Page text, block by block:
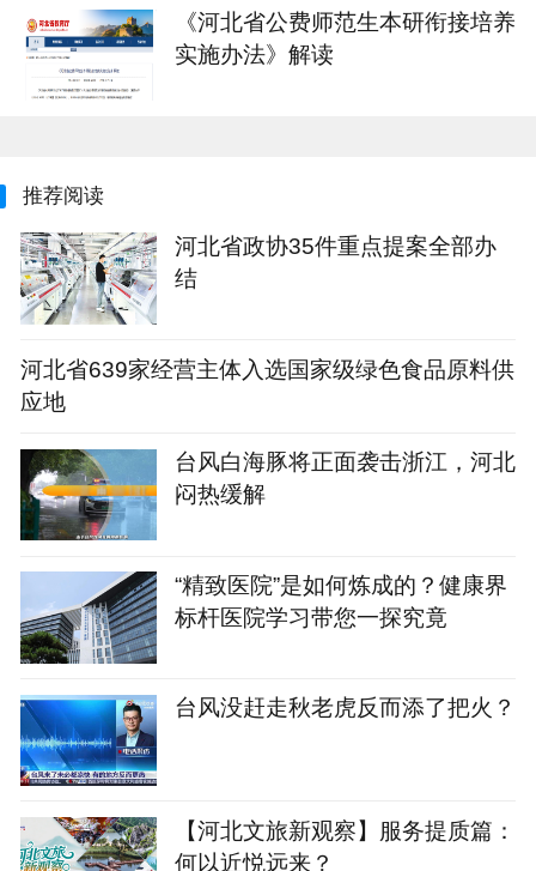
《河北省公费师范生本研衔接培养
实施办法》解读
推荐阅读
河北省政协35件重点提案全部办
结
河北省639家经营主体入选国家级绿色食品原料供
应地
台风白海豚将正面袭击浙江，河北
闷热缓解
“精致医院”是如何炼成的？健康界
标杆医院学习带您一探究竟
台风没赶走秋老虎反而添了把火？
【河北文旅新观察】服务提质篇：
何以近悦远来？